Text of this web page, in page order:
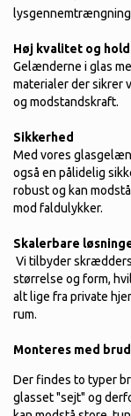
Høj kvalitet og
Gelænderne i glas
materialer der sikrer
og modstandskraft.
Sikkerhed
Med vores
også en pålidelig
robust og kan
mod faldulykker.
Skalerbare
Vi tilbyder
størrelse og form,
alt lige fra private
rum.
Monteres med
Der findes to typer
glasset "sejt" og